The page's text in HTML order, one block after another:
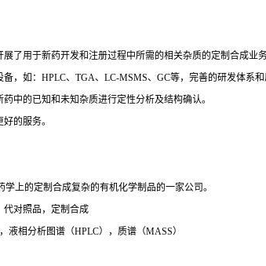
了用于新药开发和注册过程中所需的相关杂质的定制合成业
，如：HPLC、TGA、LC-MSMS、GC等，完善的研发体系
中的已知和未知杂质进行定性分析及结构确认。
的服务。
学上的定制合成复杂的有机化学制品的一家公司。
代对照品，定制合成
相分析图谱（HPLC），质谱（MASS）